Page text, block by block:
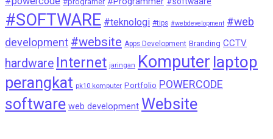
#SOFTWARE #teknologi #tips #webdevelopment #web
development #website Apps Development Branding CCTV
hardware Internet jaringan Komputer laptop
perangkat pk10 komputer Portfolio POWERCODE
software web development Website